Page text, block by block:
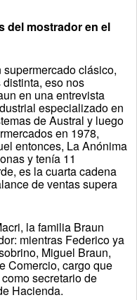
del mostrador en el
clásico,
eso nos
en una entrevista
especializado en
de Austral y luego
en 1978,
entonces, La Anónima
y tenía 11
es la cuarta cadena
de ventas supera
la familia Braun
mientras Federico ya
Miguel Braun,
Comercio, cargo que
secretario de
Hacienda.